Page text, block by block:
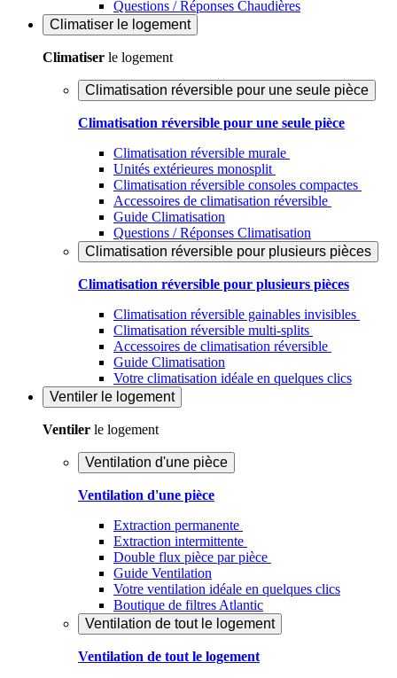
Questions / Réponses Chaudières
Climatiser le logement
Climatiser le logement
Climatisation réversible pour une seule pièce
Climatisation réversible pour une seule pièce
Climatisation réversible murale
Unités extérieures monosplit
Climatisation réversible consoles compactes
Accessoires de climatisation réversible
Guide Climatisation
Questions / Réponses Climatisation
Climatisation réversible pour plusieurs pièces
Climatisation réversible pour plusieurs pièces
Climatisation réversible gainables invisibles
Climatisation réversible multi-splits
Accessoires de climatisation réversible
Guide Climatisation
Votre climatisation idéale en quelques clics
Ventiler le logement
Ventiler le logement
Ventilation d'une pièce
Ventilation d'une pièce
Extraction permanente
Extraction intermittente
Double flux pièce par pièce
Guide Ventilation
Votre ventilation idéale en quelques clics
Boutique de filtres Atlantic
Ventilation de tout le logement
Ventilation de tout le logement